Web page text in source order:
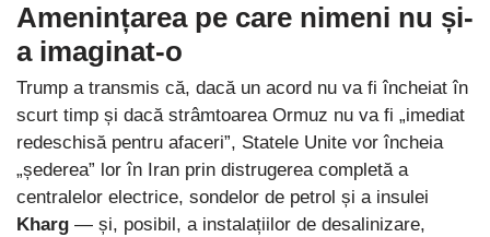
Amenințarea pe care nimeni nu și-
a imaginat-o
Trump a transmis că, dacă un acord nu va fi încheiat în
scurt timp și dacă strâmtoarea Ormuz nu va fi „imediat
redeschisă pentru afaceri”, Statele Unite vor încheia
„șederea” lor în Iran prin distrugerea completă a
centralelor electrice, sondelor de petrol și a insulei
Kharg — și, posibil, a instalațiilor de desalinizare,